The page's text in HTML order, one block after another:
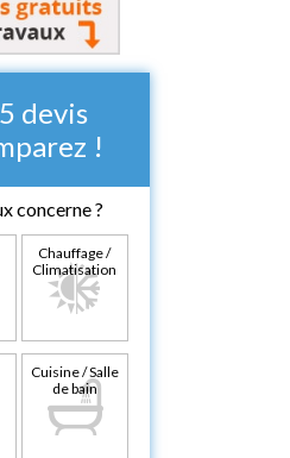
devis
!
concerne ?
Chauffage /
Climatisation
Cuisine / Salle
de bain